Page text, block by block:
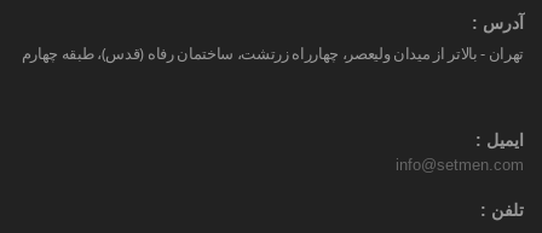
آدرس :
تهران - بالاتر از میدان ولیعصر، چهارراه زرتشت، ساختمان رفاه (قدس)، طبقه چهارم
ایمیل :
info@setmen.com
تلفن :